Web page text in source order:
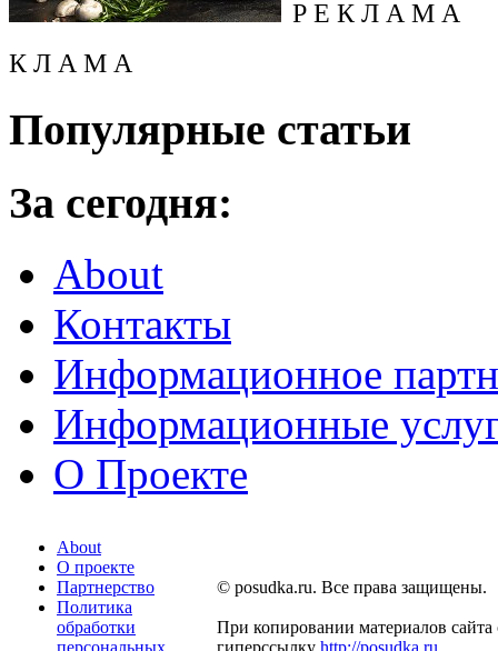
Р Е К Л А М А
К Л А М А
Популярные статьи
За сегодня:
About
Контакты
Информационное
Информационные
О Проекте
About
О проекте
Партнерство
Политика
обработки
© posudka.ru. Все права защищены.
При копировании материалов сайта